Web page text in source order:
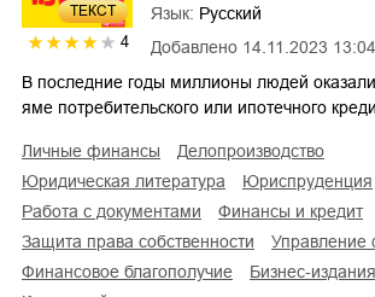
ТЕКСТ
4 Добавлено 14.11.2023 13:04
Язык: Русский
В последние годы миллионы людей
яме потребительского или ипотечного
личные финансы
делопроизводство
юридическая литература
юриспруденция
работа с документами
финансы и кредит
защита права собственности
финансовое благополучие
бизнес-издания